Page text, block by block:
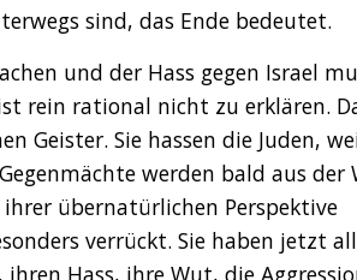
sind, das Ende bedeutet.
und der Hass gegen Israel
rein rational nicht zu erklären.
Geister. Sie hassen die Juden,
werden bald aus der
übernatürlichen Perspektive
verrückt. Sie haben jetzt
Hass, ihre Wut, die